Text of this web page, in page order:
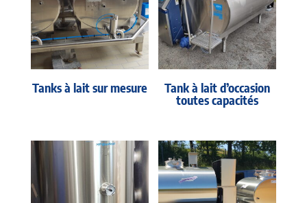
Tanks à lait sur mesure Tank à lait d’occasion
toutes capacités